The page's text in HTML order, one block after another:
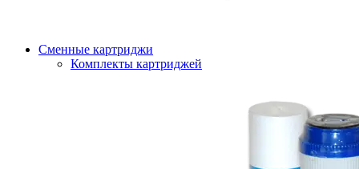
Сменные картриджи
Комплекты картриджей